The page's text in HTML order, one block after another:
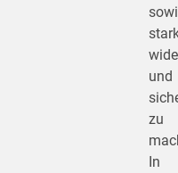
und
zu
In